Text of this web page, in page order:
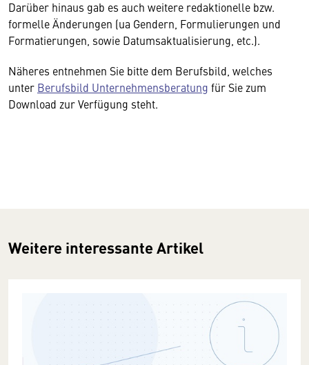
Darüber hinaus gab es auch weitere redaktionelle bzw.
formelle Änderungen (ua Gendern, Formulierungen und
Formatierungen, sowie Datumsaktualisierung, etc.).
Näheres entnehmen Sie bitte dem Berufsbild, welches
unter Berufsbild Unternehmensberatung für Sie zum
Download zur Verfügung steht.
Weitere interessante Artikel